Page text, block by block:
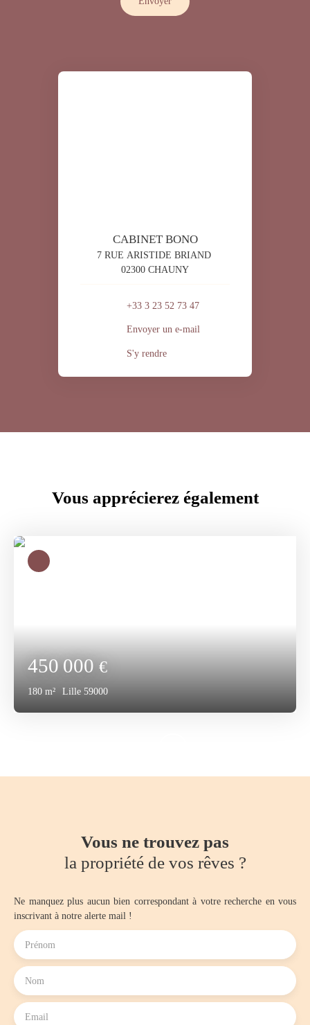
CABINET BONO
7 RUE ARISTIDE BRIAND
02300 CHAUNY
+33 3 23 52 73 47
Envoyer un e-mail
S'y rendre
Vous apprécierezégalement
450 000€
180 m² Lille 59000
Vous ne trouvez pas
la propriété de vos rêves ?
Ne manquez plus aucun bien correspondant à votre recherche en vous
inscrivant à notre alerte mail !
Prénom
Nom
Email